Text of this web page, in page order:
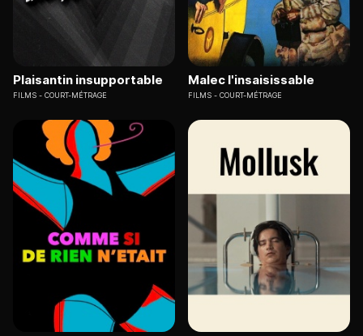
Plaisantin insupportable
FILMS COURT-MÉTRAGE
Malec l'insaisissable
FILMS COURT-MÉTRAGE